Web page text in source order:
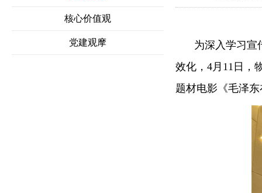
核心价值观
党建观摩
为深入学习宣
效化，4月11日，
题材电影《毛泽